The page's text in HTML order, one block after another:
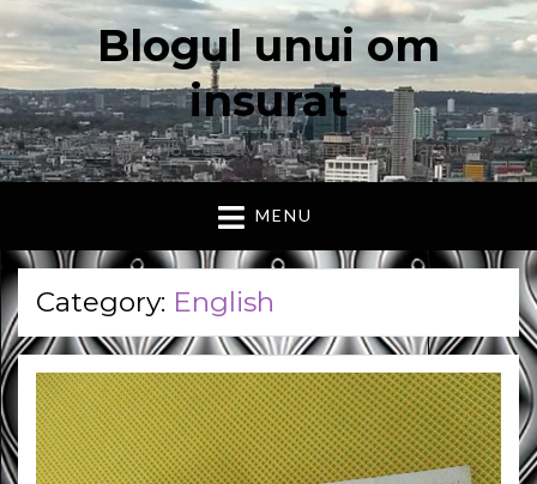
Blogul unui om
insurat
Aici vorbesc io, cu cuvintele mele. Declaratie….
MENU
Category: English